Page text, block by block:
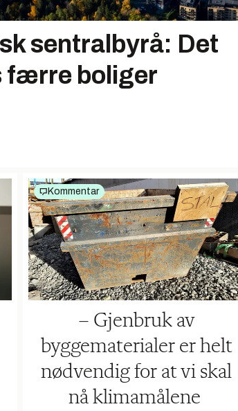
sentralbyrå: Det
færre boliger
Kommentar
– Gjenbruk av
byggematerialer er helt
nødvendig for at vi skal
nå klimamålene